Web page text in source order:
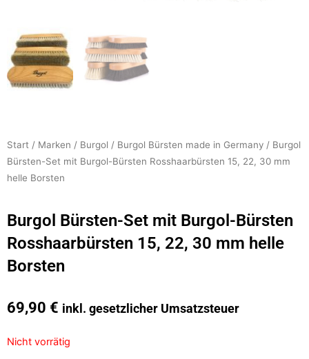
Start / Marken / Burgol / Burgol Bürsten made in Germany / Burgol
Bürsten-Set mit Burgol-Bürsten Rosshaarbürsten 15, 22, 30 mm
helle Borsten
Burgol Bürsten-Set mit Burgol-Bürsten
Rosshaarbürsten 15, 22, 30 mm helle
Borsten
69,90 € inkl. gesetzlicher Umsatzsteuer
Nicht vorrätig